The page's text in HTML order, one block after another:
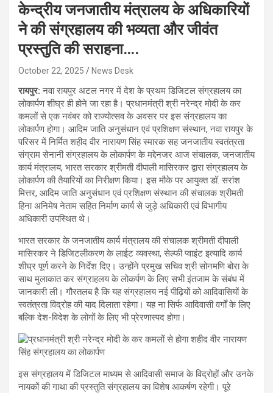
केन्द्रीय जनजातीय मंत्रालय के अधिकारियों
ने की संग्रहालय की भव्यता और जीवंत
प्रस्तुति की सराहना….
October 22, 2025 News Desk
रायपुर:नवा रायपुर अटल नगर में देश के प्रथम डिजिटल संग्रहालय का
लोकार्पण शीघ्र ही होने जा रहा है। प्रधानमंत्री श्री नरेन्द्र मोदी के कर
कमलों से एक नवंबर को राज्योत्सव के अवसर पर इस संग्रहालय का
लोकार्पण होगा। आदिम जाति अनुसंधान एवं प्रशिक्षण संस्थान, नवा रायपुर के
परिसर में निर्मित शहीद वीर नारायण सिंह स्मारक सह जनजातीय स्वतंत्रता
संग्राम सेनानी संग्रहालय के लोकार्पण के मद्देनजर आज संचालक, जनजातीय
कार्य मंत्रालय, भारत सरकार श्रीमती दीपाली मासिरकर द्वारा संग्रहालय के
लोकार्पण की तैयारियों का निरीक्षण किया। इस मौके पर आयुक्त डॉ. सरांश
मित्तर, आदिम जाति अनुसंधान एवं प्रशिक्षण संस्थान की संचालक श्रीमती
हिना अनिमेष नेताम सहित निर्माण कार्य से जुड़े अधिकारी एवं विभागीय
अधिकारी उपस्थित थे।
भारत सरकार के जनजातीय कार्य मंत्रालय की संचालक श्रीमती दीपाली
मासिरकर ने डिजिटलीकरण के लाईट व्यवस्था, सेल्फी प्वाइंट इत्यादि कार्य
शीघ्र पूर्ण करने के निर्देश दिए। उन्होंने प्रमुख सचिव श्री सोनमणि बोरा के
साथ मुलाकात कर संग्राहलय के लोकर्पण के लिए सभी इंतजाम के संबंध में
जानकारी ली। गौरतलब है कि यह संग्रहालय नई पीढ़ियों को आदिवासियों के
स्वतंत्रता विद्रोह की याद दिलाता रहेगा। यह ना सिर्फ आदिवासी वर्गों के लिए
बल्कि देश-विदेश के लोगों के लिए भी प्रेरणास्पद होगा।
इस संग्रहालय में डिजिटल माध्यम से आदिवासी समाज के विद्रोहों और उनके
नायकों की गाथा की प्रस्तुति संग्रहालय का विशेष आकर्षण रहेगी। पूरे